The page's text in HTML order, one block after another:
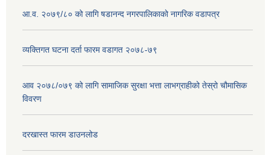
आ.व. २०७९/८० को लागि षडानन्द नगरपालिकाको नागरिक वडापत्र
व्यक्तिगत घटना दर्ता फारम वडागत २०७८-७९
आव २०७८/०७९ को लागि सामाजिक सुरक्षा भत्ता लाभग्राहीको तेस्रो चौमासिक
विवरण
दरखास्त फारम डाउनलोड